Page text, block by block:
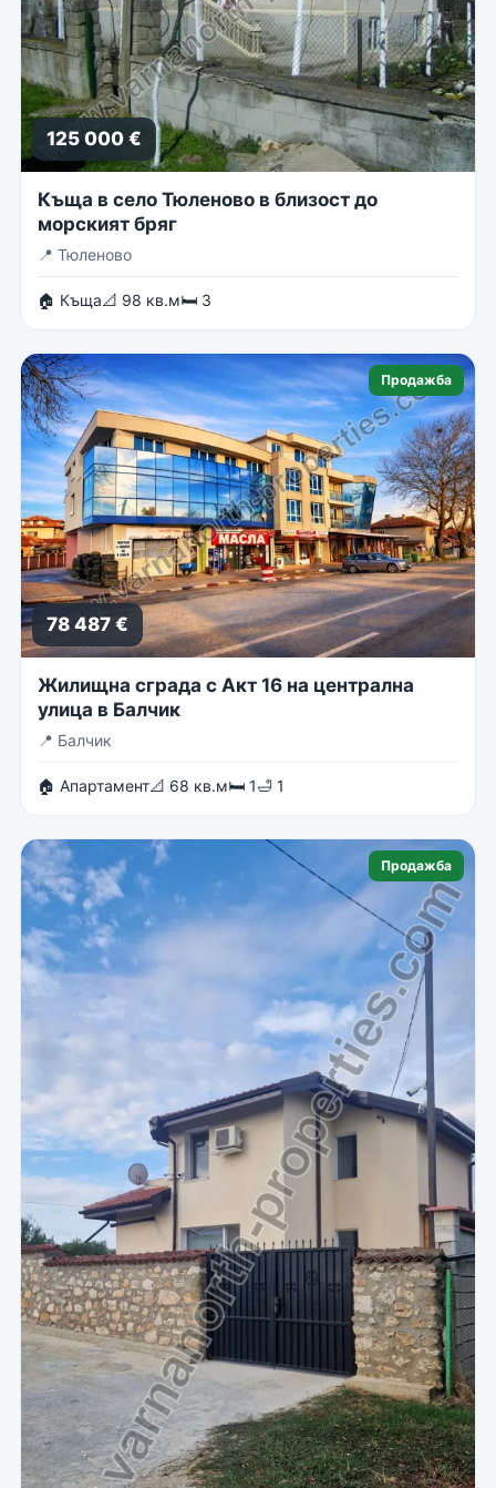
125 000 €
Къща в село Тюленово в близост до
морският бряг
📍 Тюленово
🏠 Къща📐 98 кв.м🛏 3
Продажба
78 487 €
Жилищна сграда с Акт 16 на централна
улица в Балчик
📍 Балчик
🏠 Апартамент📐 68 кв.м🛏 1🛁 1
Продажба